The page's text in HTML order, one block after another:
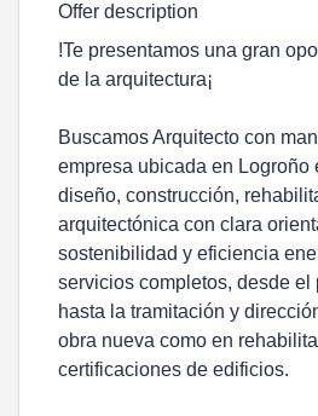
Offer description
!Te presentamos una gran
de la arquitectura¡
Buscamos Arquitecto con
empresa ubicada en Logroño
diseño, construcción,
arquitectónica con clara
sostenibilidad y eficiencia
servicios completos, desde el
hasta la tramitación y
obra nueva como en
certificaciones de edificios.